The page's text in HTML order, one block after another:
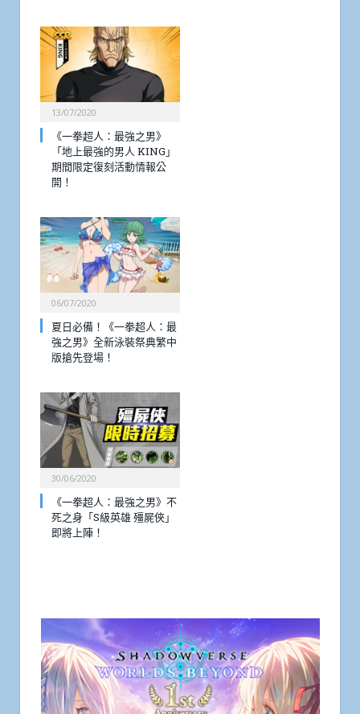
13/07/2020
《一拳超人：最強之男》
「地上最強的男人 KING」
期間限定復刻活動情報公
開！
06/07/2020
夏日必備！《一拳超人：最
強之男》全新泳裝祭典繁中
版搶先登場！
30/06/2020
《一拳超人：最強之男》不
死之身「S級英雄 殭屍俠」
即將上陣！